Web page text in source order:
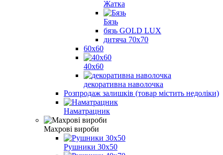
Жатка
Бязь
бязь GOLD LUX
дитяча 70х70
60х60
40х60
декоративна наволочка
Розпродаж залишків (товар містить недоліки)
Наматрацник
Махрові вироби
Рушники 30х50